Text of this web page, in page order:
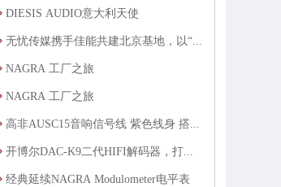
DIESIS AUDIO意大利天使
NAGRA 工厂之旅
NAGRA 工厂之旅
经典延续NAGRA Modulometer电平表